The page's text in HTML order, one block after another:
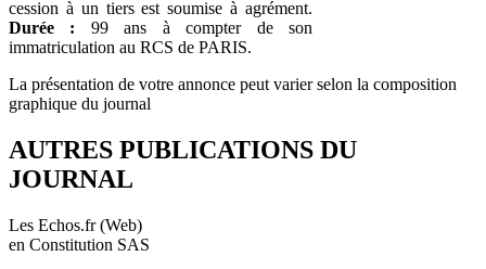
cession à un tiers est soumise à agrément.
Durée : 99 ans à compter de son
immatriculation au RCS de PARIS.
La présentation de votre annonce peut varier selon la composition
graphique du journal
AUTRES PUBLICATIONS DU
JOURNAL
Les Echos.fr (Web)
en Constitution SAS